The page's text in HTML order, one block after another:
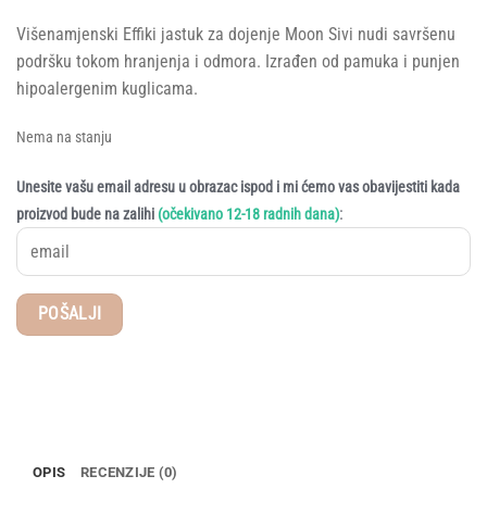
Višenamjenski Effiki jastuk za dojenje Moon Sivi nudi savršenu
podršku tokom hranjenja i odmora. Izrađen od pamuka i punjen
hipoalergenim kuglicama.
Nema na stanju
Unesite vašu email adresu u obrazac ispod i mi ćemo vas obavijestiti kada
proizvod bude na zalihi (očekivano 12-18 radnih dana):
OPIS RECENZIJE (0)